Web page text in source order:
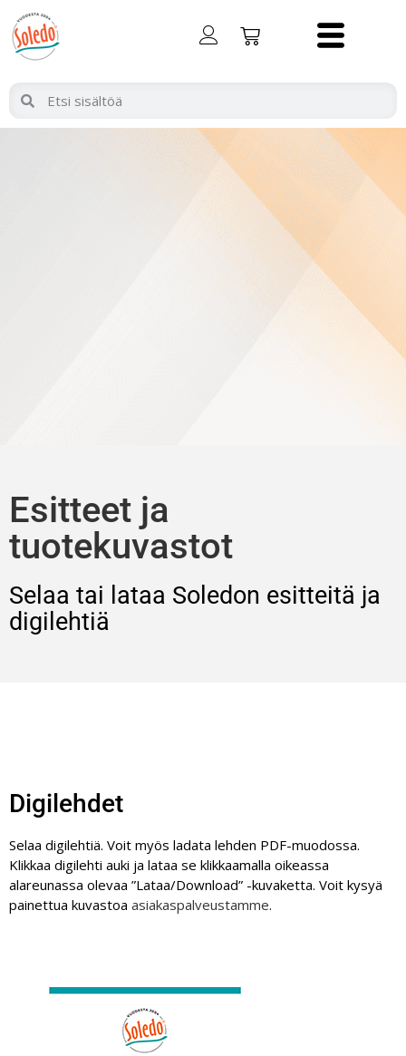
Esitteet ja
tuotekuvastot
Selaa tai lataa Soledon esitteitä ja
digilehtiä
Digilehdet
Selaa digilehtiä. Voit myös ladata lehden PDF-muodossa.
Klikkaa digilehti auki ja lataa se klikkaamalla oikeassa
alareunassa olevaa ”Lataa/Download” -kuvaketta. Voit kysyä
painettua kuvastoa asiakaspalveustamme.